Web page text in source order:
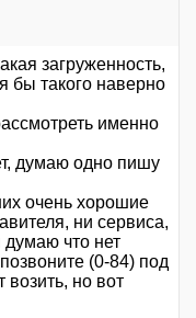
загруженность,
бы такого наверно
именно
думаю одно пишу
очень хорошие
ни сервиса,
думаю что нет
(0-84) под
возить, но вот